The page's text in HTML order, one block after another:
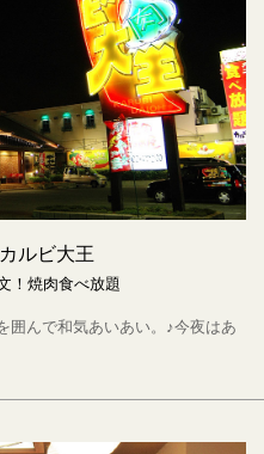
ルビ大王
！焼肉食べ放題
囲んで和気あいあい。♪今夜はあ